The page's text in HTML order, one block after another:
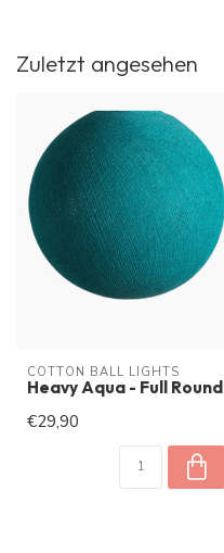
Zuletzt angesehen
COTTON BALL LIGHTS
Heavy Aqua - Full Round
€29,90